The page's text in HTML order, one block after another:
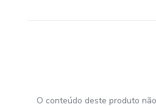
O conteúdo deste produto